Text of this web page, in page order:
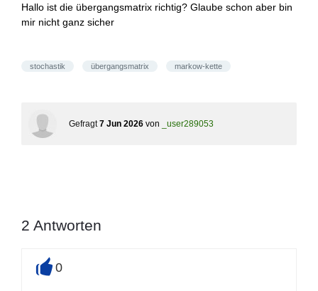
& 0,125 & 0,25 & 0 &
1\end{array}\right)
Hallo ist die übergangsmatrix richtig? Glaube schon aber bin
mir nicht ganz sicher
stochastik übergangsmatrix markow-kette
Gefragt 7 Jun 2026 von _user289053
2 Antworten
0